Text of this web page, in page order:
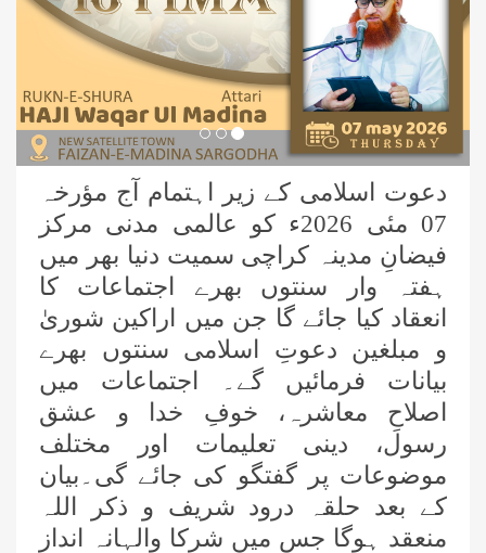
دعوت اسلامی کے زیر اہتمام آج مؤرخہ
07 مئی 2026ء کو عالمی مدنی مرکز
فیضانِ مدینہ کراچی سمیت دنیا بھر میں
ہفتہ وار سنتوں بھرے اجتماعات کا
انعقاد کیا جائے گا جن میں اراکین شوریٰ
و مبلغین دعوتِ اسلامی سنتوں بھرے
بیانات فرمائیں گے۔ اجتماعات میں
اصلاحِ معاشرہ، خوفِ خدا و عشق
رسول، دینی تعلیمات اور مختلف
موضوعات پر گفتگو کی جائے گی۔بیان
کے بعد حلقہ درود شریف و ذکر اللہ
منعقد ہوگا جس میں شرکا والہانہ انداز